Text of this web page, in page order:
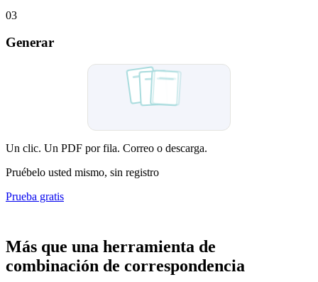
03
Generar
Un clic. Un PDF por fila. Correo o descarga.
Pruébelo usted mismo, sin registro
Prueba gratis
Más que una herramienta de
combinación de correspondencia